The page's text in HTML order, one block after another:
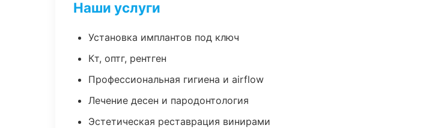
Наши услуги
Установка имплантов под ключ
Кт, оптг, рентген
Профессиональная гигиена и airflow
Лечение десен и пародонтология
Эстетическая реставрация винирами